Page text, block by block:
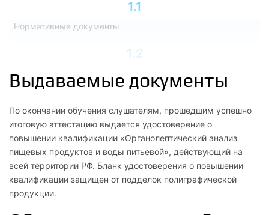
1.1
Нормативные документы
1.2
Основные термины и номенклатура органолептических
показателей качества пищевых продуктов
2
Психофизиологические основы сенсорного анализа
2.1
Природа и факторы визуальных ощущений
Выдаваемые документы
По окончании обучения слушателям, прошедшим успешно
итоговую аттестацию выдается удостоверение о
повышении квалификации «Органолептический анализ
пищевых продуктов и воды питьевой», действующий на
всей территории РФ. Бланк удостоверения о повышении
квалификации защищен от подделок полиграфической
продукции.